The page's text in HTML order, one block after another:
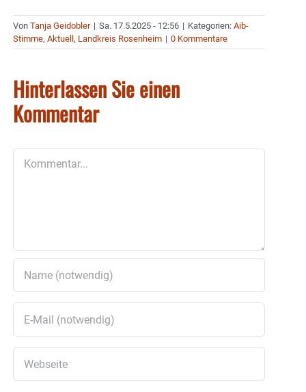
Von Tanja Geidobler | Sa. 17.5.2025 - 12:56 | Kategorien: Aib-
Stimme, Aktuell , Landkreis Rosenheim | 0 Kommentare
Hinterlassen Sie einen
Kommentar